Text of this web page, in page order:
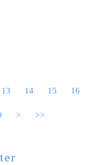
13 14 15 16
> >>